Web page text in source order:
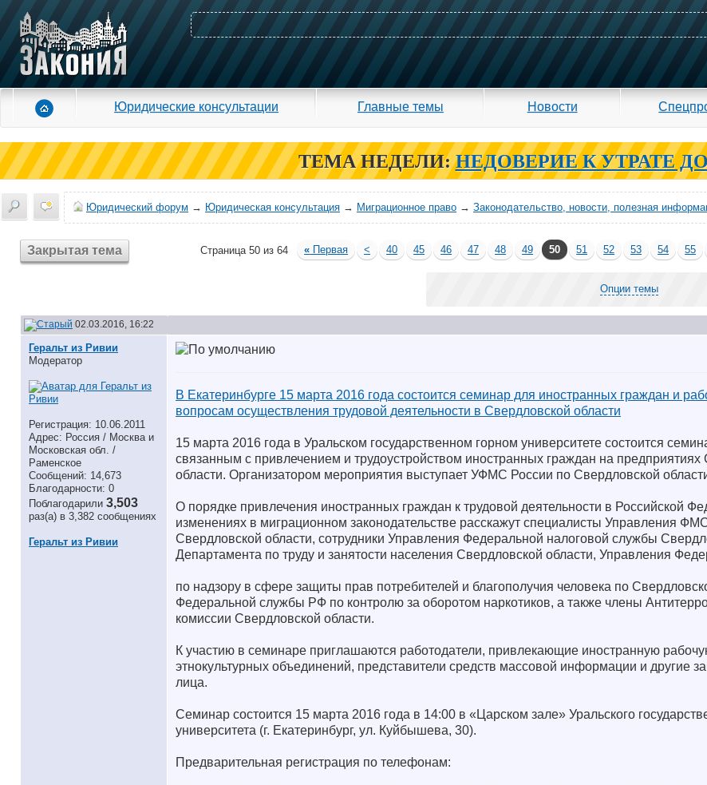
Юридические консультации Главные темы Новости
ТЕМА НЕДЕЛИ: НЕДОВЕРИЕ К УТРАТЕ
Юридический форум → Юридическая консультация → Миграционное право → Законодательство, новости, полезная
Закрытая тема Страница 50 из 64 « Первая < 40 45 46 47 48 49 50 51 52 53 54 55
Опции темы
02.03.2016, 16:22
Геральт из Ривии
Модератор
Регистрация: 10.06.2011
Адрес: Россия / Москва и
Московская обл. /
Раменское
Сообщений: 14,673
Благодарности: 0
Поблагодарили 3,503
раз(а) в 3,382 сообщениях
Геральт из Ривии
В Екатеринбурге 15 марта 2016 года состоится семинар для иностранных граждан и
вопросам осуществления трудовой деятельности в Свердловской области
15 марта 2016 года в Уральском государственном горном университете состоится
связанным с привлечением и трудоустройством иностранных граждан на предприятиях
области. Организатором мероприятия выступает УФМС России по Свердловской
О порядке привлечения иностранных граждан к трудовой деятельности в Российской
изменениях в миграционном законодательстве расскажут специалисты Управления
Свердловской области, сотрудники Управления Федеральной налоговой службы
Департамента по труду и занятости населения Свердловской области, Управления
по надзору в сфере защиты прав потребителей и благополучия человека по
Федеральной службы РФ по контролю за оборотом наркотиков, а также члены
комиссии Свердловской области.
К участию в семинаре приглашаются работодатели, привлекающие иностранную
этнокультурных объединений, представители средств массовой информации и другие
лица.
Семинар состоится 15 марта 2016 года в 14:00 в «Царском зале» Уральского
университета (г. Екатеринбург, ул. Куйбышева, 30).
Предварительная регистрация по телефонам: